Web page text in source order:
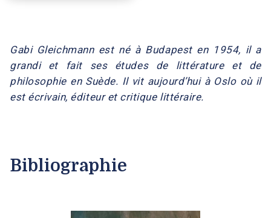
Gabi Gleichmann est né à Budapest en 1954, il a
grandi et fait ses études de littérature et de
philosophie en Suède. Il vit aujourd’hui à Oslo où il
est écrivain, éditeur et critique littéraire.
Bibliographie